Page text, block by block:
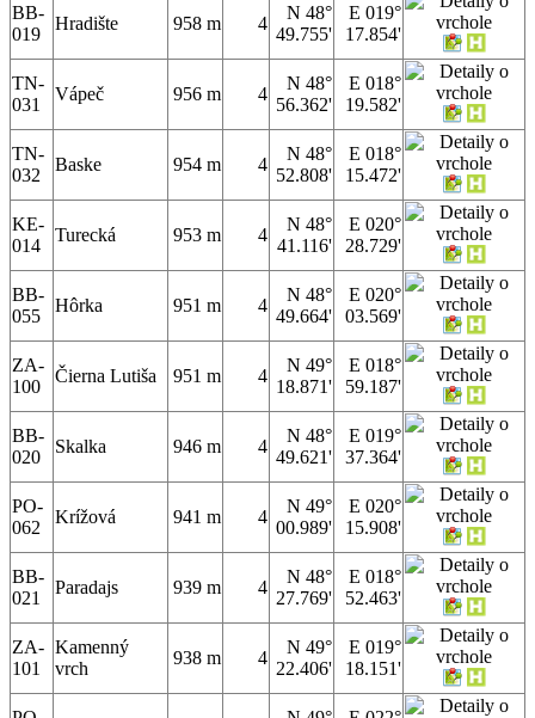
BB-
019
Hradište 958 m 4
N 48°
49.755'
E 019°
17.854'
TN-
031
Vápeč 956 m 4
N 48°
56.362'
E 018°
19.582'
TN-
032
Baske 954 m 4
N 48°
52.808'
E 018°
15.472'
KE-
014
Turecká 953 m 4
N 48°
41.116'
E 020°
28.729'
BB-
055
Hôrka 951 m 4
N 48°
49.664'
E 020°
03.569'
ZA-
100
Čierna Lutiša 951 m 4
N 49°
18.871'
E 018°
59.187'
BB-
020
Skalka 946 m 4
N 48°
49.621'
E 019°
37.364'
PO-
062
Krížová 941 m 4
N 49°
00.989'
E 020°
15.908'
BB-
021
Paradajs 939 m 4
N 48°
27.769'
E 018°
52.463'
ZA-
101
Kamenný
vrch
938 m 4
N 49°
22.406'
E 019°
18.151'